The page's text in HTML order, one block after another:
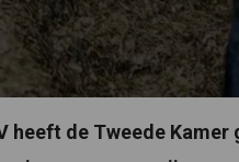
heeft de Tweede